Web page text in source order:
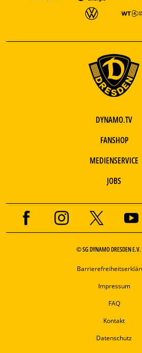
DYNAMO.TV
FANSHOP
MEDIENSERVICE
JOBS
© SG DYNAMO DRESDEN
Impressum
FAQ
Kontakt
Datenschutz